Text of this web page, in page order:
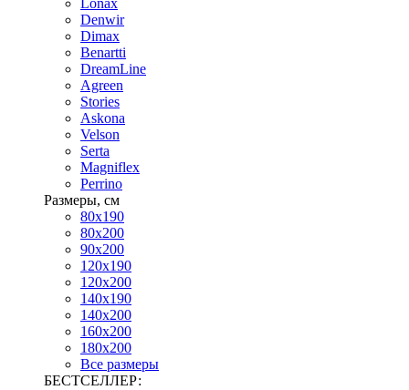
Lonax
Denwir
Dimax
Benartti
DreamLine
Agreen
Stories
Askona
Velson
Serta
Magniflex
Perrino
Размеры, см
80х190
80х200
90х200
120х190
120х200
140х190
140х200
160х200
180х200
Все размеры
БЕСТСЕЛЛЕР: